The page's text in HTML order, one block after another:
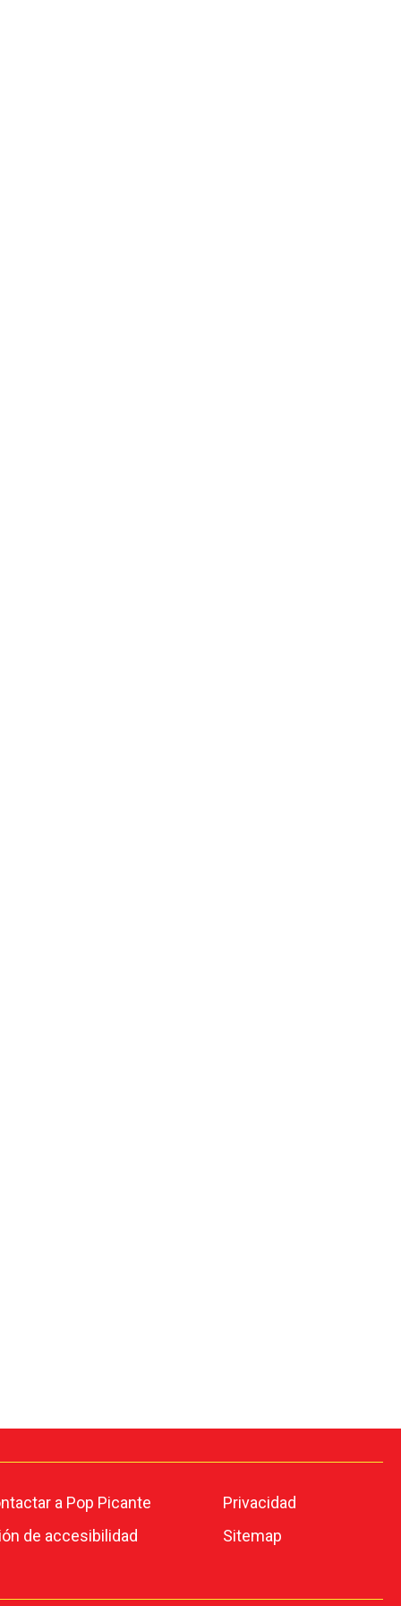
a Pop Picante
Privacidad
de accesibilidad
Sitemap